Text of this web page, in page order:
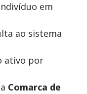
em
ao sistema
ativo por
Comarca de